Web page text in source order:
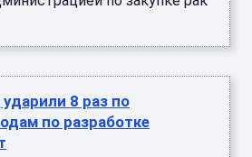
8 раз по
по разработке